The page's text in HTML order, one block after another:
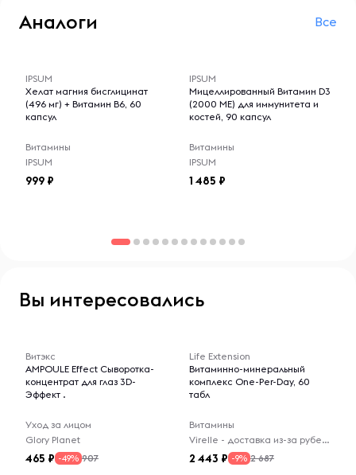
упаковки плотно закрывать, чтобы сохранить свежесть
Противопоказания
Цинк
Селен
Марганец
Молибден
Йод
Бор
Аналоги Все
IPSUM
Хелат магния бисглицинат
(496 мг) + Витамин B6, 60
капсул
Витамины
IPSUM
999
IPSUM
Мицеллированный Витамин D3
(2000 МЕ) для иммунитета и
костей, 90 капсул
Витамины
IPSUM
1 485
Вы интересовались
Витэкс
AMPOULE Effect Сыворотка-
концентрат для глаз 3D-
Эффект .
Уход за лицом
Glory Planet
465 -49% 907
Life Extension
Витаминно-минеральный
комплекс One-Per-Day, 60
табл
Витамины
Virelle - доставка из-за рубежа
2 443 -9% 2 687